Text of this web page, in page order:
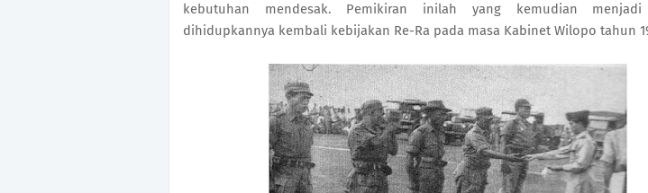
kebutuhan mendesak. Pemikiran inilah yang kemudian menjadi
dihidupkannya kembali kebijakan Re-Ra pada masa Kabinet Wilopo tahun